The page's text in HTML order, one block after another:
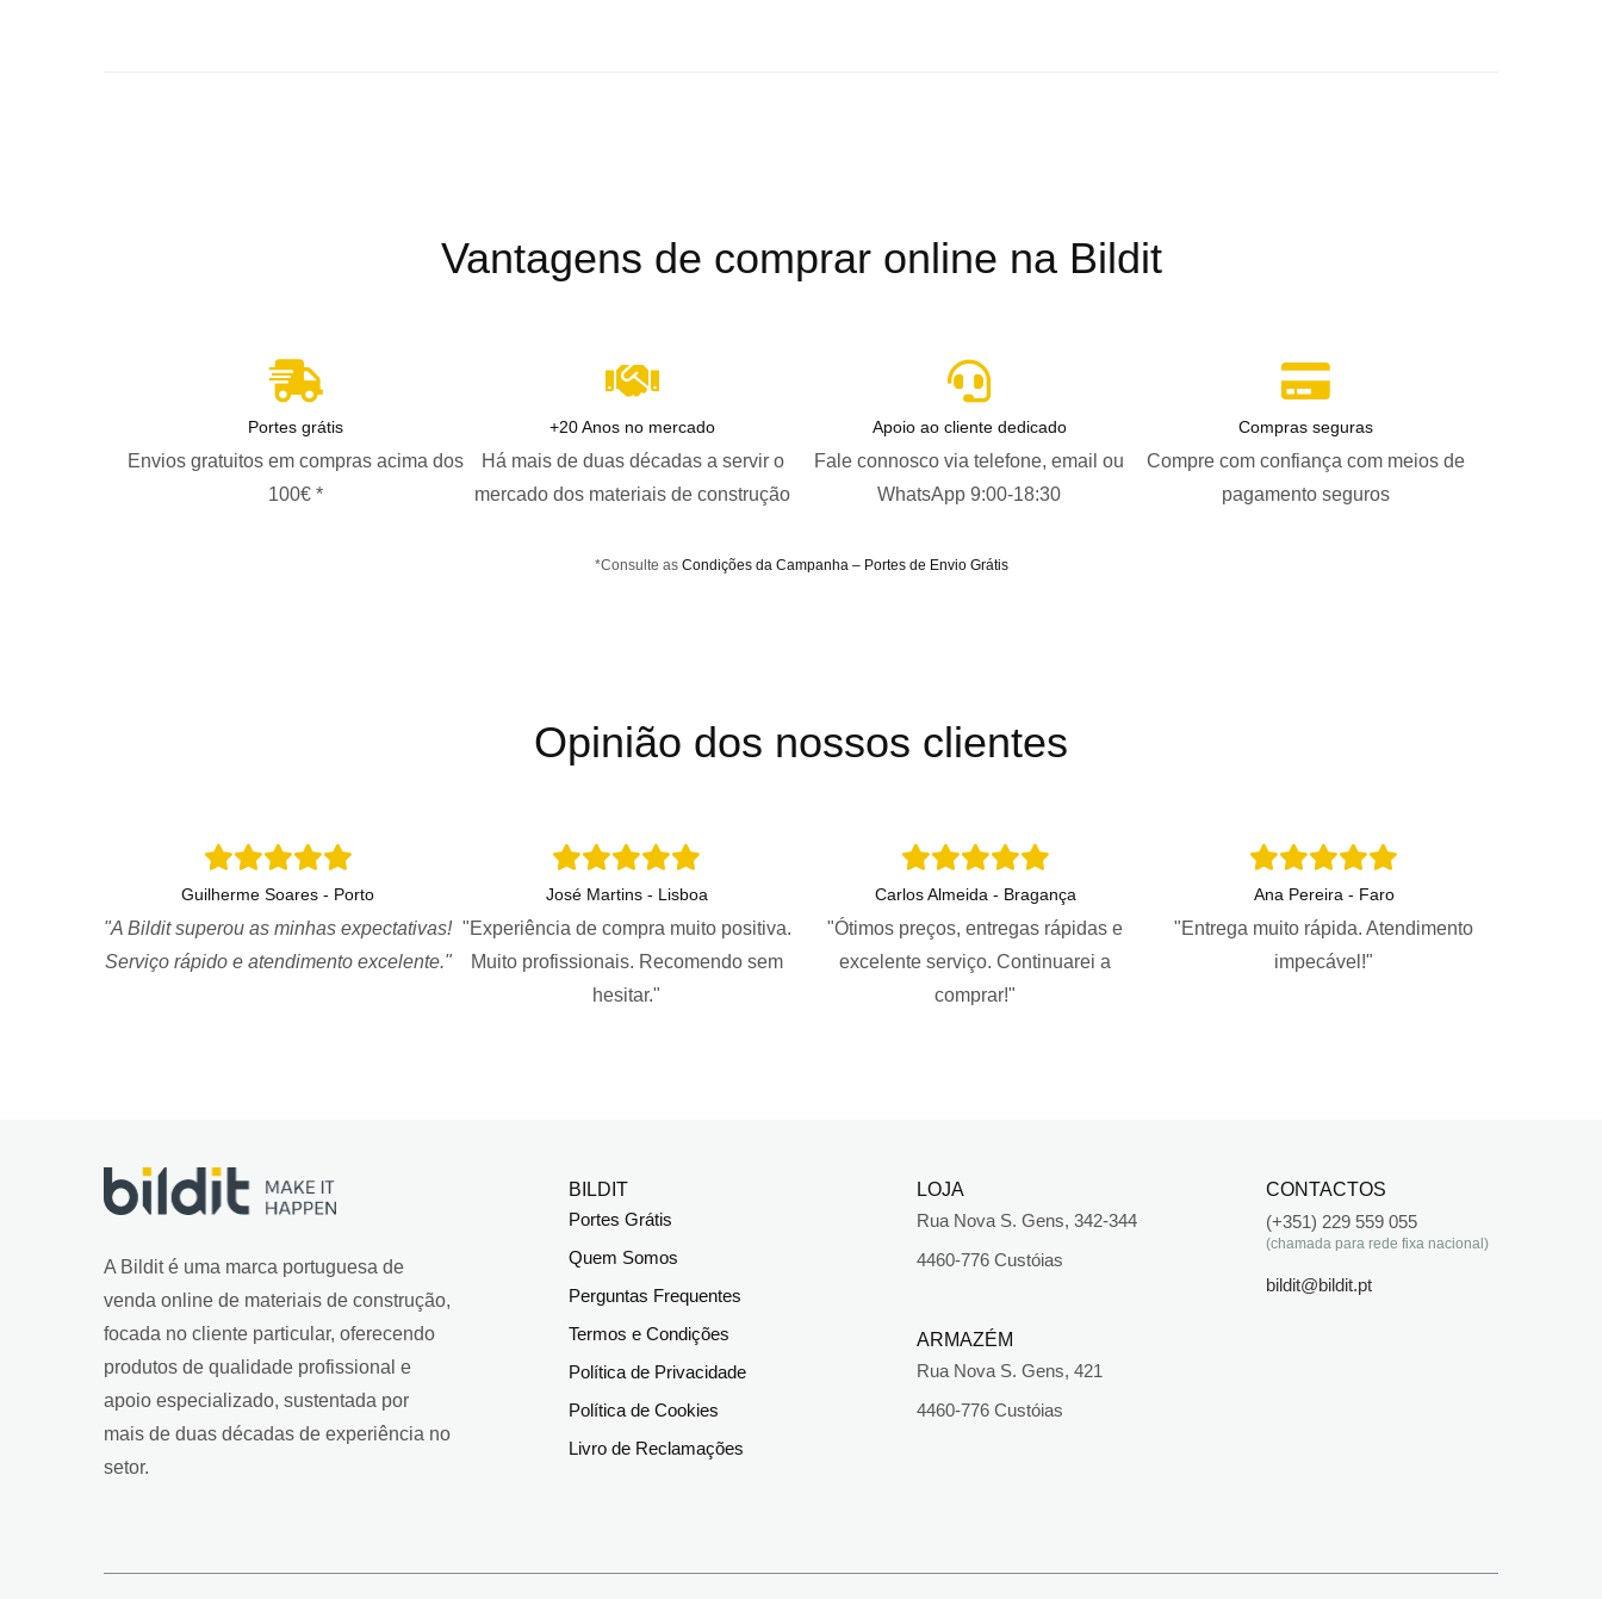
Vantagens de comprar online na Bildit
Portes grátis
Envios gratuitos em compras acima dos
100€ *
+20 Anos no mercado
Há mais de duas décadas a servir o
mercado dos materiais de construção
Apoio ao cliente dedicado
Fale connosco via telefone, email ou
WhatsApp 9:00-18:30
Compras seguras
Compre com confiança com meios de
pagamento seguros
*Consulte as Condições da Campanha – Portes de Envio Grátis
Opinião dos nossos clientes
Guilherme Soares - Porto
"A Bildit superou as minhas expectativas!
Serviço rápido e atendimento excelente."
José Martins - Lisboa
"Experiência de compra muito positiva.
Muito profissionais. Recomendo sem
hesitar."
Carlos Almeida - Bragança
"Ótimos preços, entregas rápidas e
excelente serviço. Continuarei a
comprar!"
Ana Pereira - Faro
"Entrega muito rápida. Atendimento
impecável!"
A Bildit é uma marca portuguesa de
venda online de materiais de construção,
focada no cliente particular, oferecendo
produtos de qualidade profissional e
apoio especializado, sustentada por
mais de duas décadas de experiência no
setor.
BILDIT
Portes Grátis
Quem Somos
Perguntas Frequentes
Termos e Condições
Política de Privacidade
Política de Cookies
Livro de Reclamações
LOJA
Rua Nova S. Gens, 342-344
4460-776 Custóias
ARMAZÉM
Rua Nova S. Gens, 421
4460-776 Custóias
CONTACTOS
(+351) 229 559 055
(chamada para rede fixa nacional)
bildit@bildit.pt